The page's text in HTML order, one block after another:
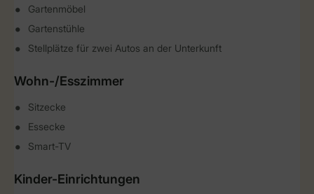
Gartenmöbel
Gartenstühle
Stellplätze für zwei Autos an der Unterkunft
Wohn-/Esszimmer
Sitzecke
Essecke
Smart-TV
Kinder-Einrichtungen